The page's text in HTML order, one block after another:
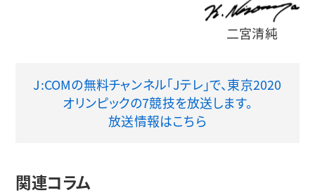
二宮清純
J:COMの無料チャンネル「Jテレ」で、東京2020
オリンピックの7競技を放送します。
放送情報はこちら
関連コラム